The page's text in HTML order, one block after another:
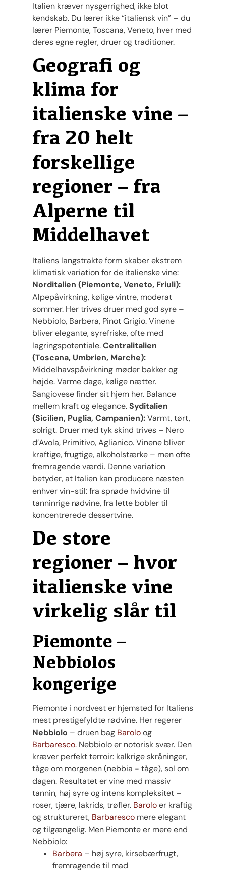
Italien kræver nysgerrighed, ikke blot
kendskab. Du lærer ikke “italiensk vin” – du
lærer Piemonte, Toscana, Veneto, hver med
deres egne regler, druer og traditioner.
Geografi og
klima for
italienske vine –
fra 20 helt
forskellige
regioner – fra
Alperne til
Middelhavet
Italiens langstrakte form skaber ekstrem
klimatisk variation for de italienske vine:
Norditalien (Piemonte, Veneto, Friuli):
Alpepåvirkning, kølige vintre, moderat
sommer. Her trives druer med god syre –
Nebbiolo, Barbera, Pinot Grigio. Vinene
bliver elegante, syrefriske, ofte med
lagringspotentiale.Centralitalien
(Toscana, Umbrien, Marche):
Middelhavspåvirkning møder bakker og
højde. Varme dage, kølige nætter.
Sangiovese finder sit hjem her. Balance
mellem kraft og elegance.Syditalien
(Sicilien, Puglia, Campanien):Varmt, tørt,
solrigt. Druer med tyk skind trives – Nero
d’Avola, Primitivo, Aglianico. Vinene bliver
kraftige, frugtige, alkoholstærke – men ofte
fremragende værdi. Denne variation
betyder, at Italien kan producere næsten
enhver vin-stil: fra sprøde hvidvine til
tanninrige rødvine, fra lette bobler til
koncentrerede dessertvine.
De store
regioner – hvor
italienske vine
virkelig slår til
Piemonte –
Nebbiolos
kongerige
Piemonte i nordvest er hjemsted for Italiens
mest prestigefyldte rødvine. Her regerer
Nebbiolo – druen bag Baroloog
Barbaresco. Nebbiolo er notorisk svær. Den
kræver perfekt terroir: kalkrige skråninger,
tåge om morgenen (nebbia = tåge), sol om
dagen. Resultatet er vine med massiv
tannin, høj syre og intens kompleksitet –
roser, tjære, lakrids, trøfler. Baroloer kraftig
og struktureret, Barbaresco mere elegant
og tilgængelig. Men Piemonte er mere end
Nebbiolo:
Barbera – høj syre, kirsebærfrugt,
fremragende til mad